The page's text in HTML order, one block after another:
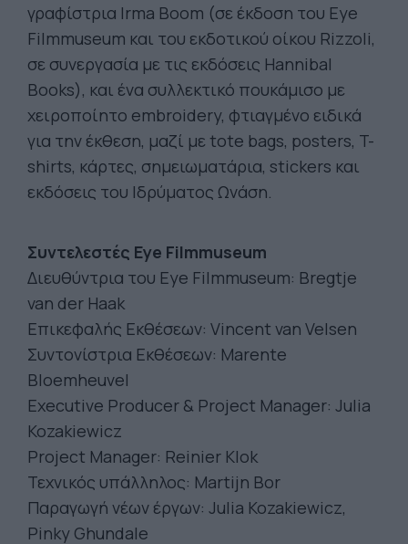
γραφίστρια Irma Boom (σε έκδοση του Eye
Filmmuseum και του εκδοτικού οίκου Rizzoli,
σε συνεργασία με τις εκδόσεις Hannibal
Books), και ένα συλλεκτικό πουκάμισο με
χειροποίητο embroidery, φτιαγμένο ειδικά
για την έκθεση, μαζί με tote bags, posters, T-
shirts, κάρτες, σημειωματάρια, stickers και
εκδόσεις του Ιδρύματος Ωνάση.
Συντελεστές Eye Filmmuseum
Διευθύντρια του Eye Filmmuseum: Bregtje
van der Haak
Επικεφαλής Εκθέσεων: Vincent van Velsen
Συντονίστρια Εκθέσεων: Marente
Bloemheuvel
Executive Producer & Project Manager: Julia
Kozakiewicz
Project Manager: Reinier Klok
Τεχνικός υπάλληλος: Martijn Bor
Παραγωγή νέων έργων: Julia Kozakiewicz,
Pinky Ghundale